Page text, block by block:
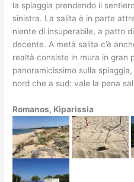
la spiaggia prendendo il
sinistra. La salita è in parte
niente di insuperabile, a patto
decente. A metà salita c’è
realtà consiste in mura in gran
panoramicissimo sulla
nord che a sud: vale la pena
Romanos, Kiparissia